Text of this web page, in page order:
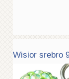
Wisior srebro